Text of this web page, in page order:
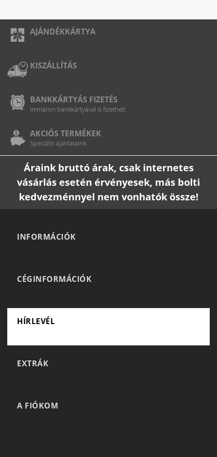
AJÁNDÉKKÁRTYA
KISZÁLLÍTÁS
BANKKÁRTYÁS FIZETÉS
Immáron bankkártyával is fizethet!
AKCIÓS TERMÉKEK
Speciális ajánlataink
Áraink bruttó árak, csak internetes
vásárlás esetén érvényesek, más bolti
kedvezménnyel nem vonhatók össze!
INFORMÁCIÓK
CÉGINFORMÁCIÓK
HÍRLEVÉL
EXTRÁK
A FIÓKOM